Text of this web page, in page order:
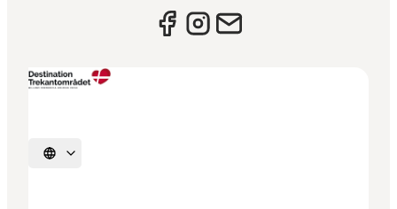
Sprache auswählen